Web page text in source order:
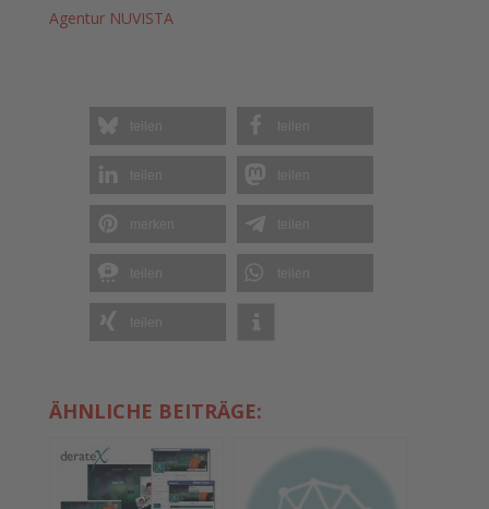
Agentur NUVISTA
ÄHNLICHE BEITRÄGE: